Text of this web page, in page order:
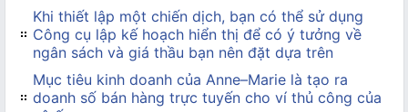
Khi thiết lập một chiến dịch, bạn có thể sử dụng
Công cụ lập kế hoạch hiển thị để có ý tưởng về
ngân sách và giá thầu bạn nên đặt dựa trên
Mục tiêu kinh doanh của Anne–Marie là tạo ra
doanh số bán hàng trực tuyến cho ví thủ công của